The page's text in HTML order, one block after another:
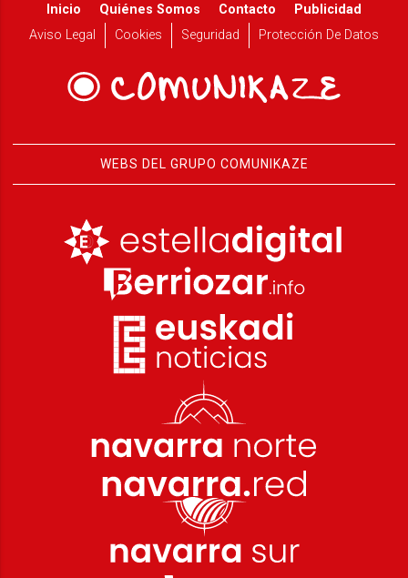
Inicio Quiénes Somos Contacto
Publicidad
Aviso Legal
Cookies Seguridad Protección De Datos
WEBS DEL GRUPO COMUNIKAZE